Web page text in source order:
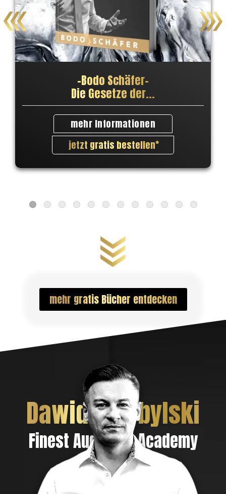
–Bodo Schäfer–
Die Gesetze der...
mehr Informationen
jetzt gratis bestellen
mehr gratis Bücher entdecken
Dawid Przybylski
Finest Audience Academy